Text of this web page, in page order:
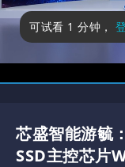
可试看 1 分钟 ，
芯盛智能游毓
SSD主控芯片